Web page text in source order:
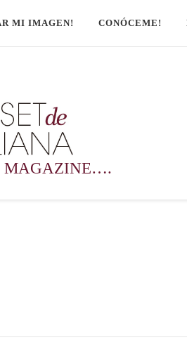
MI IMAGEN! CONÓCEME!
MAGAZINE….